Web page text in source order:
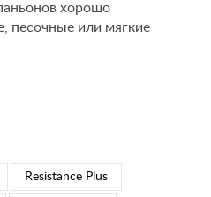
хорошо
песочные или мягкие
Resistance Plus